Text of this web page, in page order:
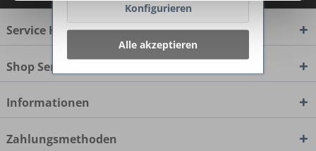
Service Hotline
Shop Service
Informationen
Zahlungsmethoden
Konfigurieren
Alle akzeptieren